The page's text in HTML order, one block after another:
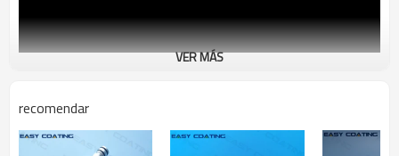
VER MÁS
recomendar